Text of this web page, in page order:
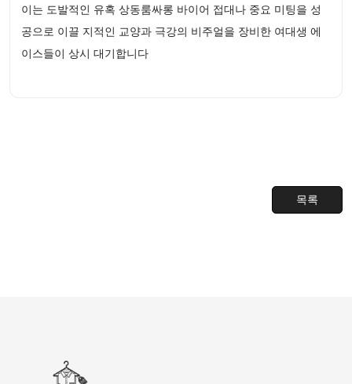
이는 도발적인 유혹 상동룸싸롱 바이어 접대나 중요 미팅을 성
공으로 이끌 지적인 교양과 극강의 비주얼을 장비한 여대생 에
이스들이 상시 대기합니다
목록